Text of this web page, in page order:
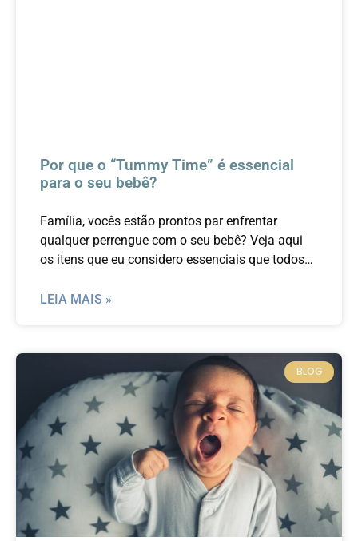
Por que o “Tummy Time” é essencial
para o seu bebê?
Família, vocês estão prontos par enfrentar
qualquer perrengue com o seu bebê? Veja aqui
os itens que eu considero essenciais que todos
LEIA MAIS »
BLOG